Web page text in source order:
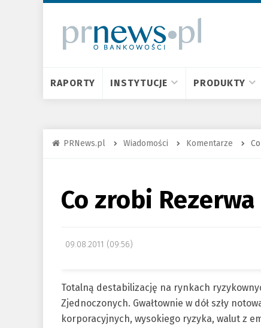
RAPORTY INSTYTUCJE PRODUKTY
PRNews.pl Wiadomości Komentarze
Co zrobi
09.08.2011 (09:56)
Totalną destabilizację na rynkach
Zjednoczonych. Gwałtownie w dół szły
korporacyjnych, wysokiego ryzyka, walut z